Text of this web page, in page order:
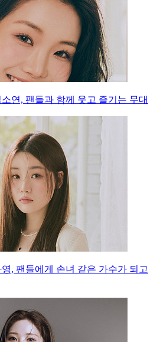
연, 팬들과 함께 웃고 즐기는 무대
, 팬들에게 손녀 같은 가수가 되고